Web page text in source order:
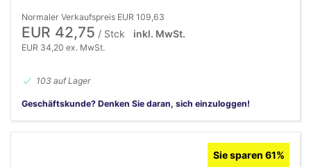
Normaler Verkaufspreis EUR 109,63
EUR 42,75 / Stck inkl. MwSt.
EUR 34,20 ex. MwSt.
103 auf Lager
Geschäftskunde? Denken Sie daran, sich einzuloggen!
Sie sparen 61%